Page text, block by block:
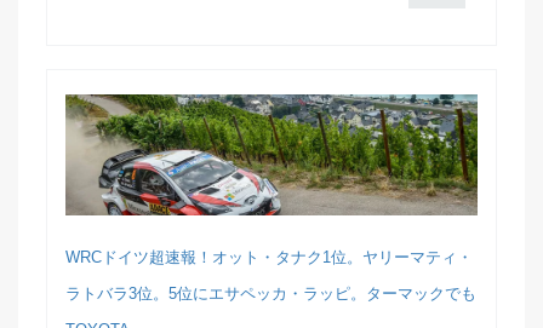
WRCドイツ超速報！オット・タナク1位。ヤリーマティ・
ラトバラ3位。5位にエサペッカ・ラッピ。ターマックでも